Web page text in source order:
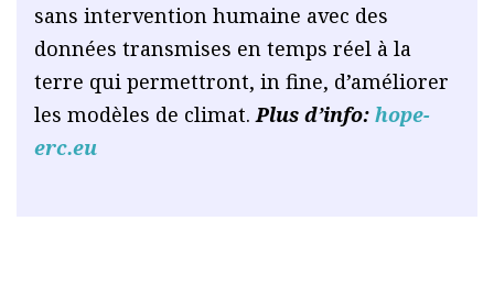
sans intervention humaine avec des
données transmises en temps réel à la
terre qui permettront, in fine, d’améliorer
les modèles de climat. Plus d’info: hope-
erc.eu